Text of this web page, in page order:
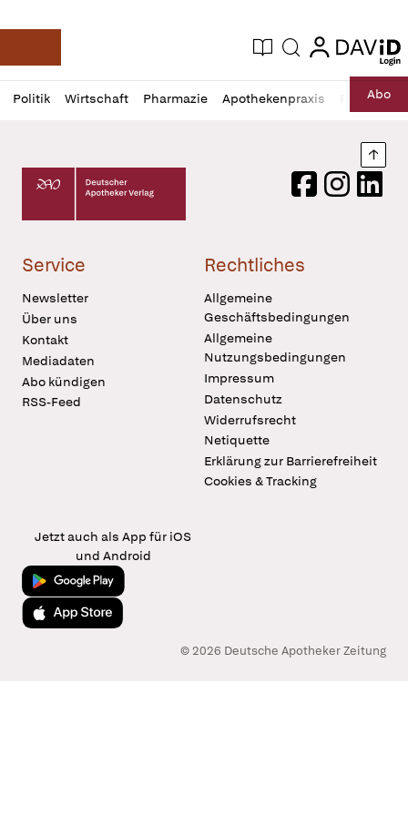
Deutsche Apotheker Zeitung
Aktuelle Ausgabe
Suche login
login
Politik Wirtschaft Pharmazie Apothekenpraxis RechtAbo
Profil
öffnen
Daz
Pur
Deutscher Apotheker Verlag Logo
FacebookInstagram
Service
Newsletter
Über uns
Kontakt
Mediadaten
Abo kündigen
RSS-Feed
Rechtliches
Allgemeine
Geschäftsbedingungen
Allgemeine
Nutzungsbedingungen
Impressum
Datenschutz
Widerrufsrecht
Netiquette
Erklärung zur Barrierefreiheit
Cookies & Tracking
Jetzt auch als App für iOS
und Android
Jetzt bei Google Play
Laden im App Store
© 2026 Deutsche Apotheker Zeitung